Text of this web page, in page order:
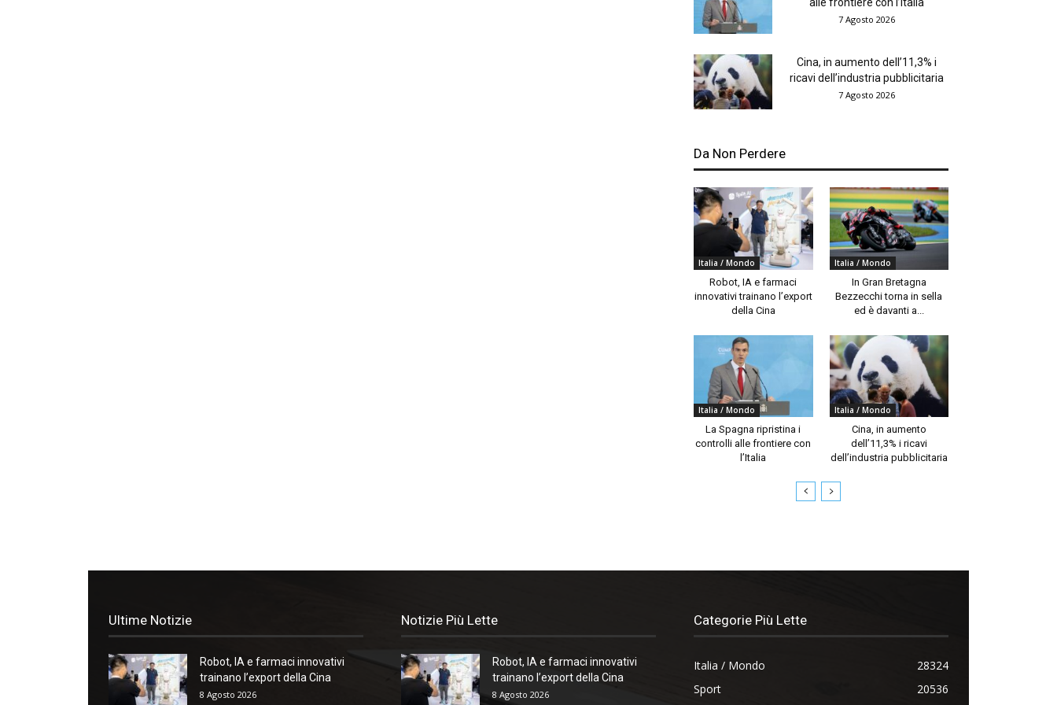
alle frontiere con l’Italia
7 Agosto 2026
Cina, in aumento dell’11,3% i
ricavi dell’industria pubblicitaria
7 Agosto 2026
Da Non Perdere
Italia / Mondo
Robot, IA e farmaci
innovativi trainano l’export
della Cina
Italia / Mondo
In Gran Bretagna
Bezzecchi torna in sella
ed è davanti a...
Italia / Mondo
La Spagna ripristina i
controlli alle frontiere con
l’Italia
Italia / Mondo
Cina, in aumento
dell’11,3% i ricavi
dell’industria pubblicitaria
Ultime Notizie
Robot, IA e farmaci innovativi
trainano l’export della Cina
8 Agosto 2026
Notizie Più Lette
Robot, IA e farmaci innovativi
trainano l’export della Cina
8 Agosto 2026
Categorie Più Lette
Italia / Mondo
28324
Sport
20536